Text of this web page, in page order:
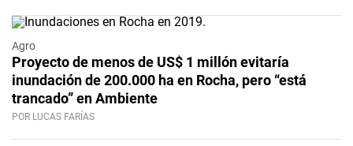
Agro
Proyecto de menos de US$ 1 millón evitaría
inundación de 200.000 ha en Rocha, pero “está
trancado” en Ambiente
POR LUCAS FARÍAS